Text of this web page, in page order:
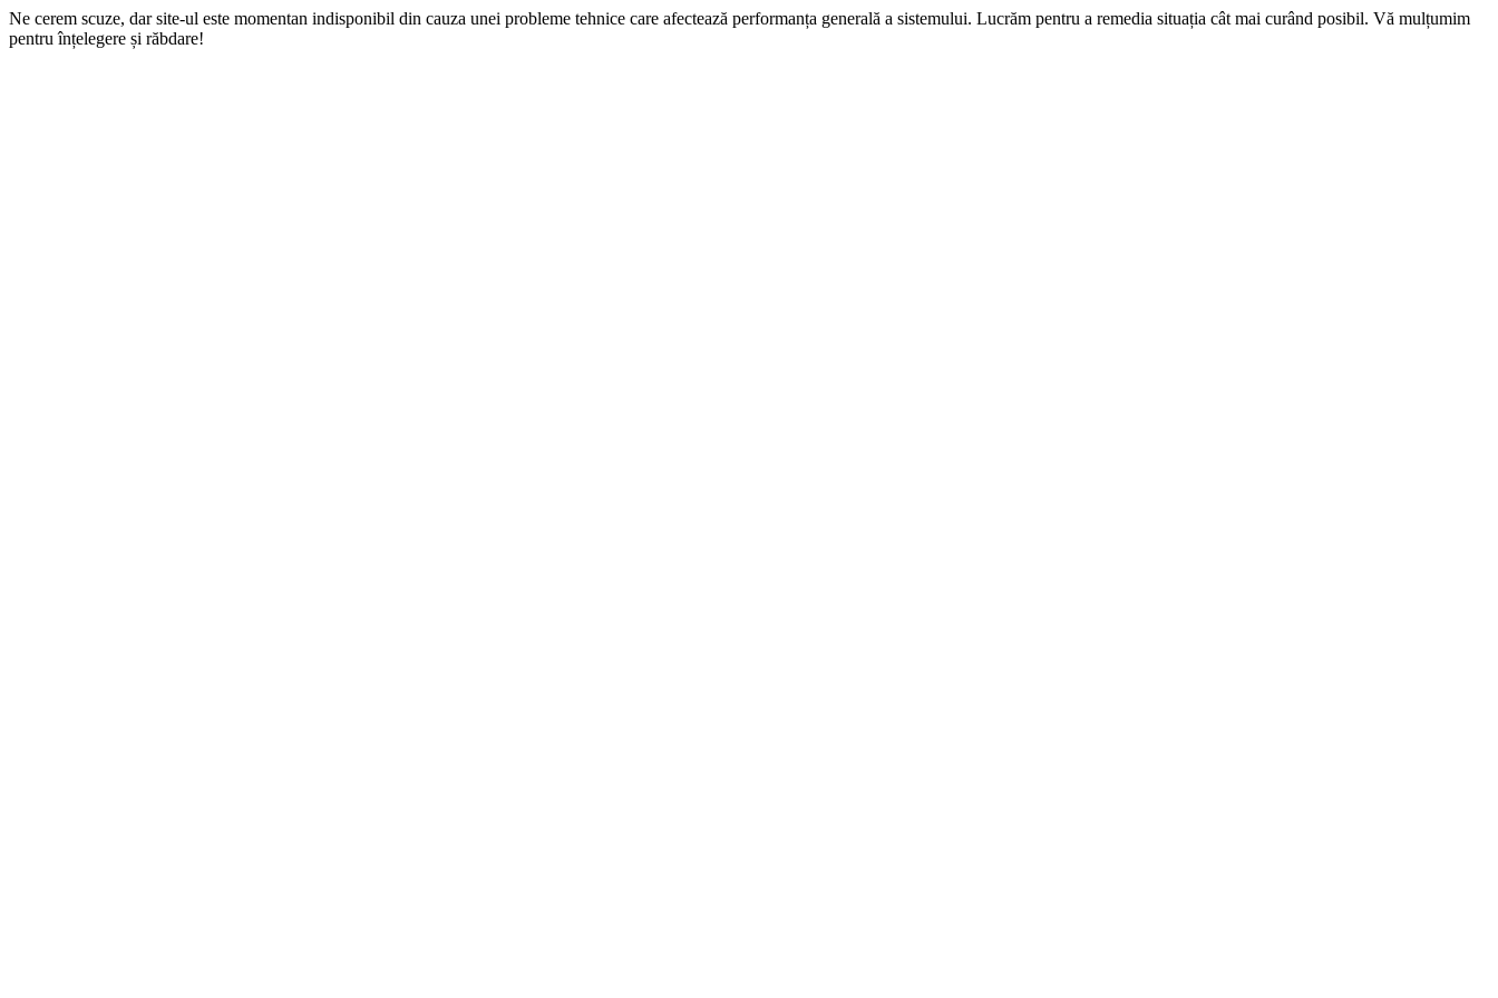
Ne cerem scuze, dar site-ul este momentan indisponibil din cauza unei probleme tehnice care afectează performanța generală a sistemului. Lucrăm pentru a remedia situația cât mai curând posibil. Vă mulțumim
pentru înțelegere și răbdare!